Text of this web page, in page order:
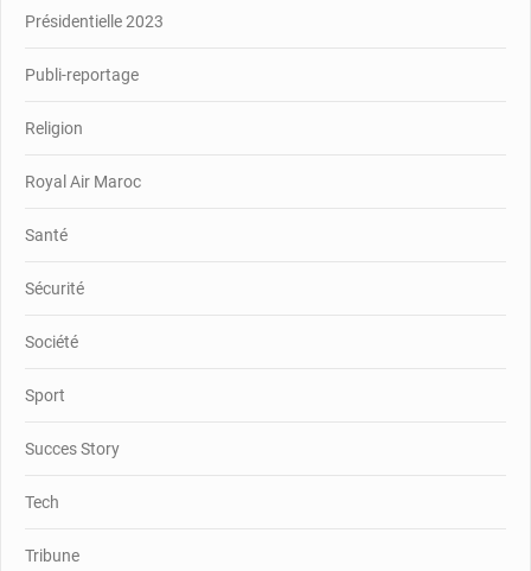
Présidentielle 2023
Publi-reportage
Religion
Royal Air Maroc
Santé
Sécurité
Société
Sport
Succes Story
Tech
Tribune